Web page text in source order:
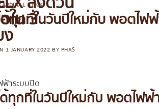
STICK
ทุกที่ในวันปีใหม่กับ พอตไฟ
1 JANUARY 2022 BY PHAS
ทุกที่ในวันปีใหม่กับ พอตไฟฟ้